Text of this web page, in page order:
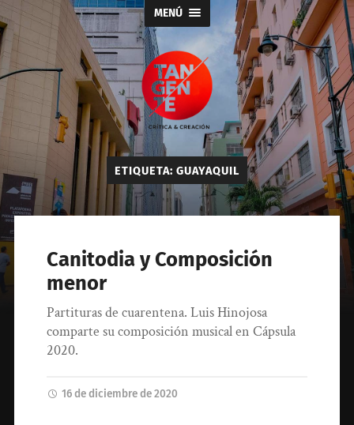
MENÚ
Tangente
ETIQUETA: GUAYAQUIL
Canitodia y Composición
menor
Partituras de cuarentena. Luis Hinojosa
comparte su composición musical en Cápsula
2020.
16 de diciembre de 2020